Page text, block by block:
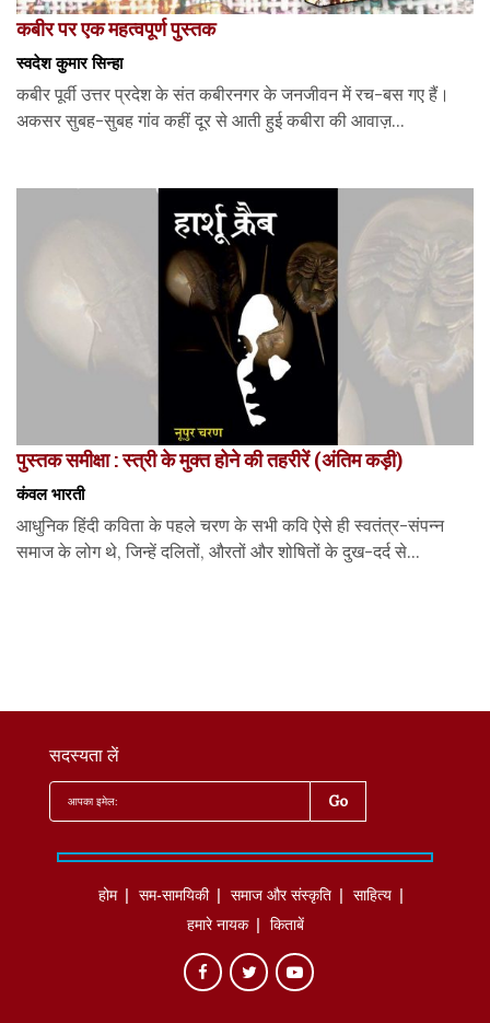
कबीर पर एक महत्वपूर्ण पुस्तक
स्वदेश कुमार सिन्हा
कबीर पूर्वी उत्तर प्रदेश के संत कबीरनगर के जनजीवन में रच-बस गए हैं।
अकसर सुबह-सुबह गांव कहीं दूर से आती हुई कबीरा की आवाज़...
पुस्तक समीक्षा : स्त्री के मुक्त होने की तहरीरें (अंतिम कड़ी)
कंवल भारती
आधुनिक हिंदी कविता के पहले चरण के सभी कवि ऐसे ही स्वतंत्र-संपन्न
समाज के लोग थे, जिन्हें दलितों, औरतों और शोषितों के दुख-दर्द से...
सदस्यता लें
होम सम-सामयिकी समाज और संस्कृति
साहित्‍य
हमारे नायक
किताबें